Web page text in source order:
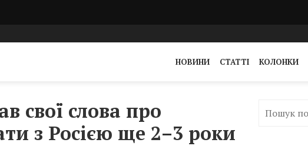
НОВИНИ СТАТТІ КОЛОНКИ
свої слова про
з Росією ще 2–3 роки